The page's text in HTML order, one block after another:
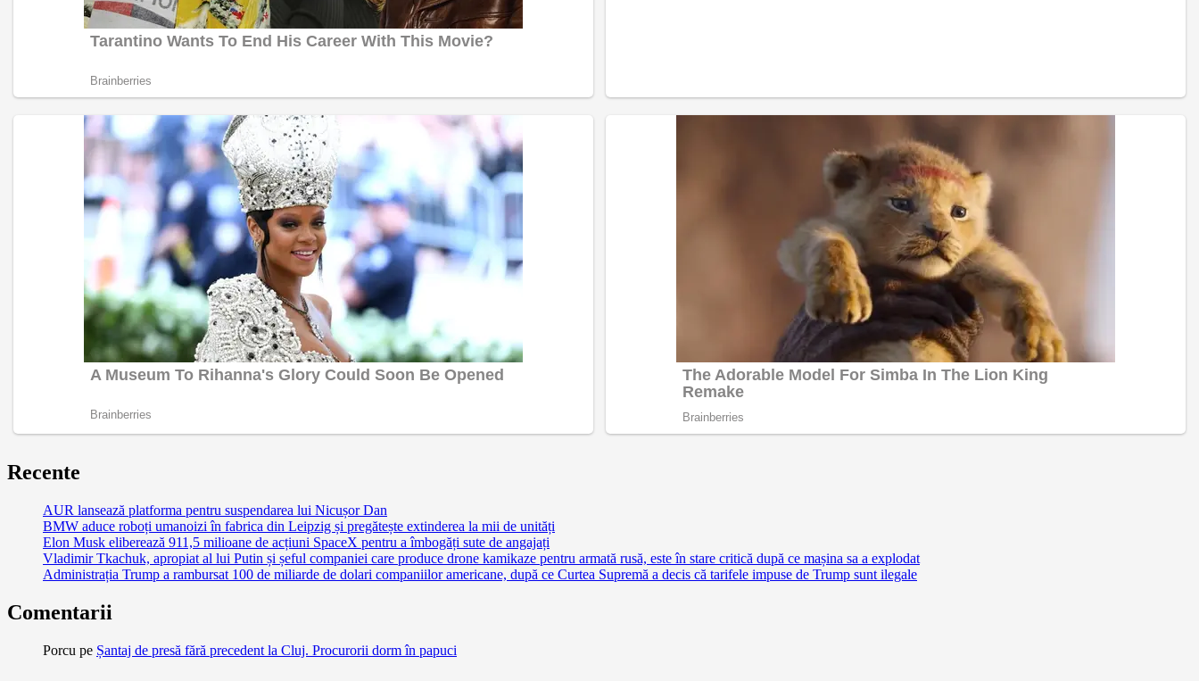
Recente
AUR lansează platforma pentru suspendarea lui Nicușor Dan
BMW aduce roboți umanoizi în fabrica din Leipzig și pregătește extinderea la mii de unități
Elon Musk eliberează 911,5 milioane de acțiuni SpaceX pentru a îmbogăți sute de angajați
Vladimir Tkachuk, apropiat al lui Putin și șeful companiei care produce drone kamikaze pentru armată rusă, este în stare critică după ce mașina sa a explodat
Administrația Trump a rambursat 100 de miliarde de dolari companiilor americane, după ce Curtea Supremă a decis că tarifele impuse de Trump sunt ilegale
Comentarii
Porcu pe Șantaj de presă fără precedent la Cluj. Procurorii dorm în papuci